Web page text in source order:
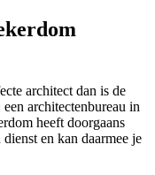
architect dan is de
architectenbureau in
heeft doorgaans
en kan daarmee je